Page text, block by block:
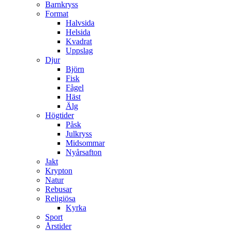
Barnkryss
Format
Halvsida
Helsida
Kvadrat
Uppslag
Djur
Björn
Fisk
Fågel
Häst
Älg
Högtider
Påsk
Julkryss
Midsommar
Nyårsafton
Jakt
Krypton
Natur
Rebusar
Religiösa
Kyrka
Sport
Årstider